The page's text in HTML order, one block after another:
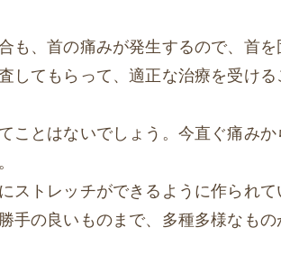
も、首の痛みが発生するので、首を
してもらって、適正な治療を受ける
ことはないでしょう。今直ぐ痛みか
ストレッチができるように作られて
手の良いものまで、多種多様なもの